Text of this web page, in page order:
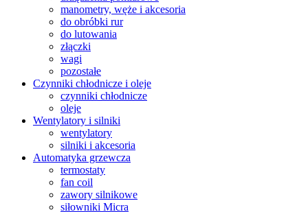
manometry, węże i akcesoria
do obróbki rur
do lutowania
złączki
wagi
pozostałe
Czynniki chłodnicze i oleje
czynniki chłodnicze
oleje
Wentylatory i silniki
wentylatory
silniki i akcesoria
Automatyka grzewcza
termostaty
fan coil
zawory silnikowe
siłowniki Micra